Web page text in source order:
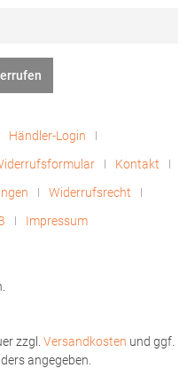
Händler-Login
Kontakt
Widerrufsrecht
Impressum
zzgl. Versandkosten und ggf.
angegeben.